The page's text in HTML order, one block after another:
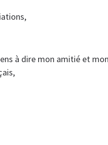
à dire mon amitié et